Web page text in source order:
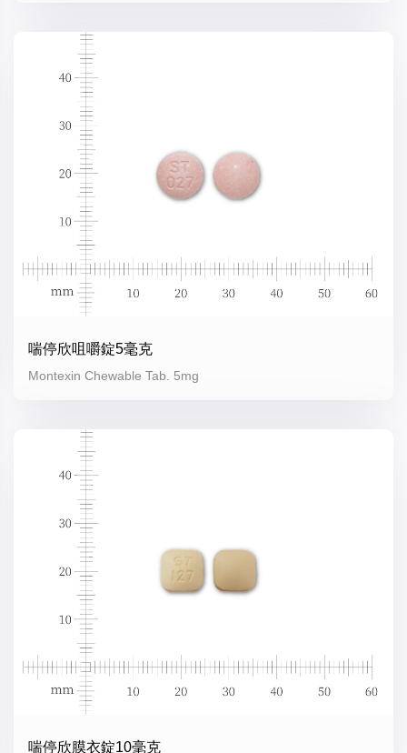
喘停欣咀嚼錠5毫克
Montexin Chewable Tab. 5mg
喘停欣膜衣錠10毫克